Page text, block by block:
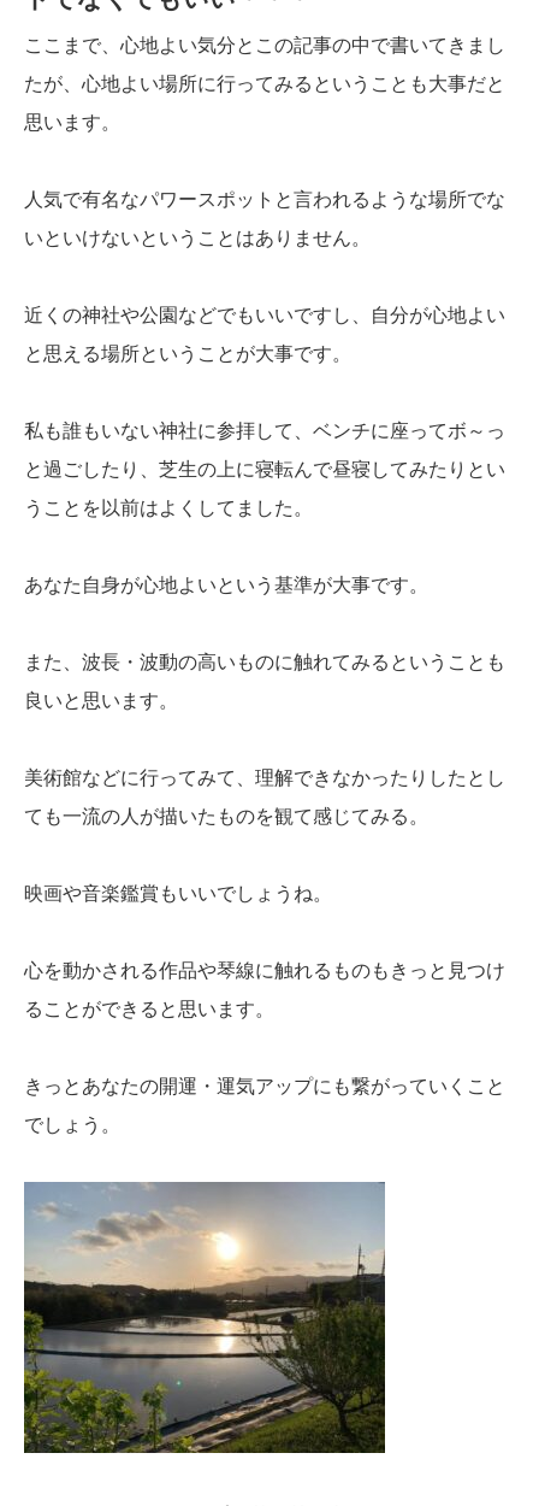
ここまで、心地よい気分とこの記事の中で書いてきまし
たが、心地よい場所に行ってみるということも大事だと
思います。
人気で有名なパワースポットと言われるような場所でな
いといけないということはありません。
近くの神社や公園などでもいいですし、自分が心地よい
と思える場所ということが大事です。
私も誰もいない神社に参拝して、ベンチに座ってボ～っ
と過ごしたり、芝生の上に寝転んで昼寝してみたりとい
うことを以前はよくしてました。
あなた自身が心地よいという基準が大事です。
また、波長・波動の高いものに触れてみるということも
良いと思います。
美術館などに行ってみて、理解できなかったりしたとし
ても一流の人が描いたものを観て感じてみる。
映画や音楽鑑賞もいいでしょうね。
心を動かされる作品や琴線に触れるものもきっと見つけ
ることができると思います。
きっとあなたの開運・運気アップにも繋がっていくこと
でしょう。